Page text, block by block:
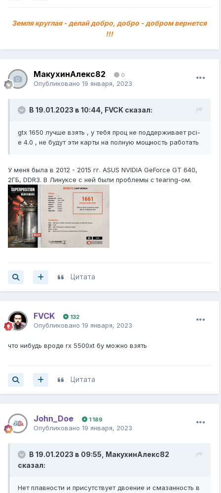
Земля круглая - делай добро, добро - добром вернется
!!!
МакухинАлекс82 0
Опубликовано 19 января, 2023
В 19.01.2023 в 10:44, FVCK сказал:
gtx 1650 лучше взять , у тебя проц не поддерживает pci-
e 4.0 , не будут эти карты на полную мощность работать
У меня была в 2012 - 2015 гг. ASUS NVIDIA GeForce GT 640,
2ГБ, DDR3. В Линуксе с ней были проблемы с tearing-ом.
Цитата
FVCK 132
Опубликовано 19 января, 2023
что нибудь вроде rx 5500xt бу можно взять
Цитата
John_Doe 1 189
Опубликовано 19 января, 2023
В 19.01.2023 в 09:55, МакухинАлекс82
сказал:
Нет плавности и присутствует двоение и смазанность в